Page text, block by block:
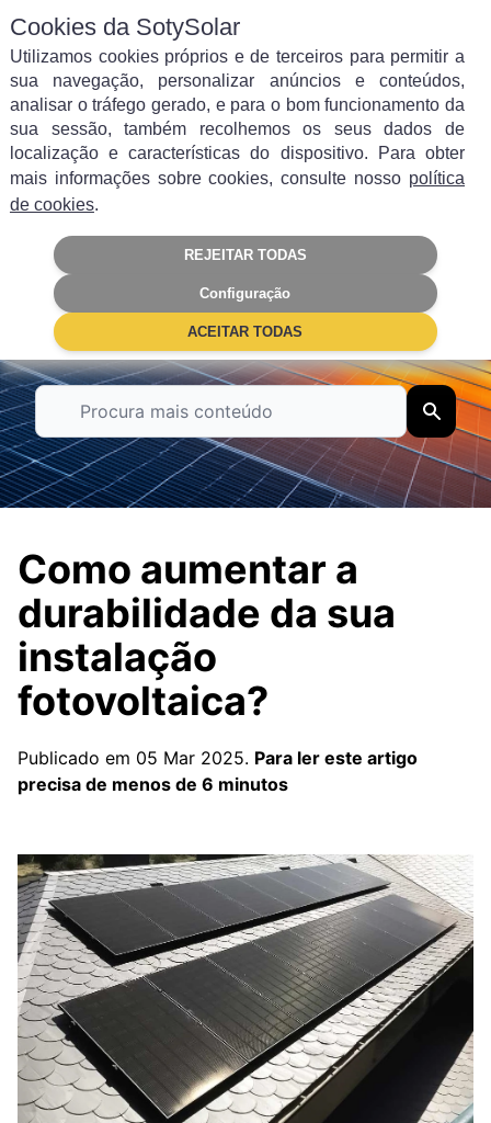
Filtrar por categoria
Autoconsumo
Painéis Solares Poupança
Subsídios Empresas
Como aumentar a
durabilidade da sua
instalação
fotovoltaica?
Publicado em 05 Mar 2025. Para ler este artigo
precisa de menos de 6 minutos
Cookies da SotySolar
Utilizamos cookies próprios e de terceiros para permitir a
sua navegação, personalizar anúncios e conteúdos,
analisar o tráfego gerado, e para o bom funcionamento da
sua sessão, também recolhemos os seus dados de
localização e características do dispositivo. Para obter
mais informações sobre cookies, consulte nosso política
de cookies.
REJEITAR TODAS
Configuração
ACEITAR TODAS